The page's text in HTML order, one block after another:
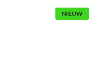
NIEUW